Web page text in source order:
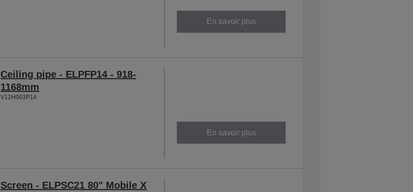
En savoir plus
Ceiling pipe - ELPFP14 - 918-
1168mm
V12H003P14
En savoir plus
Screen - ELPSC21 80" Mobile X